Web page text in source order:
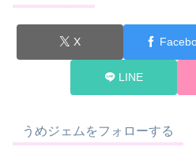
X
LINE
うめジェムをフォローする